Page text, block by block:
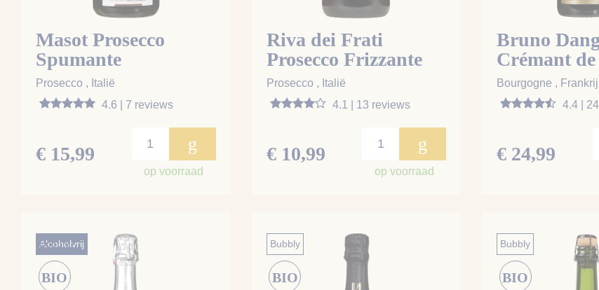
Masot Prosecco
Spumante
Prosecco , Italië
4.6 | 7 reviews
€ 15,99 g
op voorraad
Riva dei Frati
Prosecco Frizzante
Spago
Prosecco , Italië
4.1 | 13 reviews
€ 10,99 g
op voorraad
Bruno
Crémant de
Bourgogne
Bourgogne ,
4.4 |
€ 24,99
Bubbly
BIO
Alcoholvrij Bubbly
BIO
Bubbly
BIO